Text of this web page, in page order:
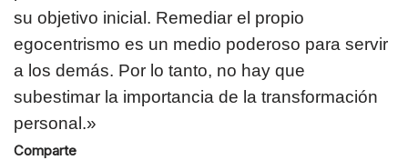
su objetivo inicial. Remediar el propio
egocentrismo es un medio poderoso para servir
a los demás. Por lo tanto, no hay que
subestimar la importancia de la transformación
personal.»
Comparte